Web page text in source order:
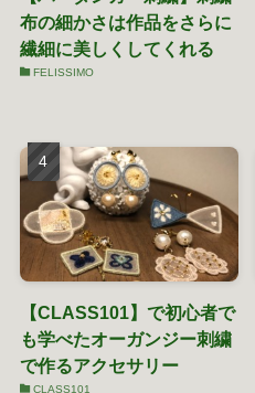
布の細かさは作品をさらに
繊細に美しくしてくれる
FELISSIMO
【CLASS101】で初心者で
も学べたオーガンジー刺繍
で作るアクセサリー
CLASS101